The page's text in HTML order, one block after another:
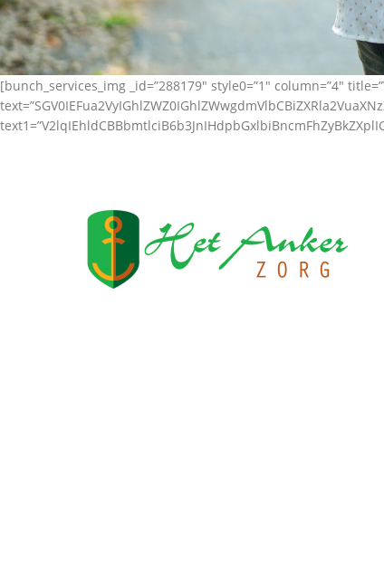
[bunch_services_img _id=”288179″ style0=”1″ column=”4″